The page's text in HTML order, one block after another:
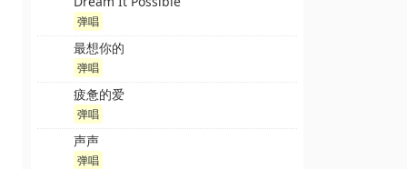
弹唱
最想你的
弹唱
疲惫的爱
弹唱
声声
弹唱